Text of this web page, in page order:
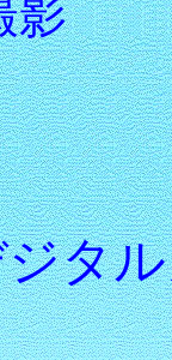
影
タ